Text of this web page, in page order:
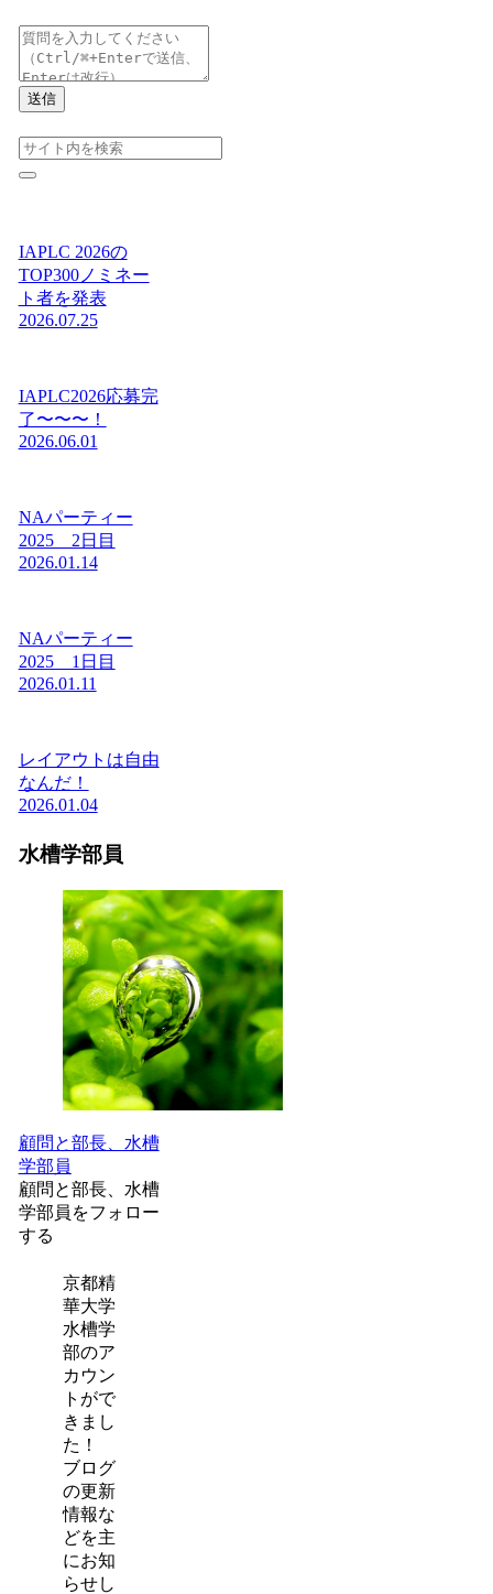
送信
IAPLC 2026の
TOP300ノミネー
ト者を発表
2026.07.25
IAPLC2026応募完
了〜〜〜！
2026.06.01
NAパーティー
2025 2日目
2026.01.14
NAパーティー
2025 1日目
2026.01.11
レイアウトは自由
なんだ！
2026.01.04
水槽学部員
顧問と部長、水槽
学部員
顧問と部長、水槽
学部員をフォロー
する
京都精
華大学
水槽学
部のア
カウン
トがで
きまし
た！
ブログ
の更新
情報な
どを主
にお知
らせし